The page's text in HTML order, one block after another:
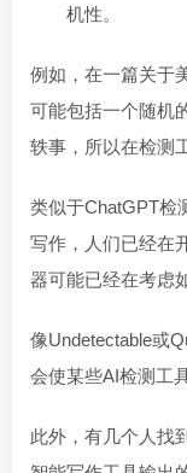
机性。
例如，在一篇关于
可能包括一个随机
轶事，所以在检测
类似于ChatGPT检
写作，人们已经在
器可能已经在考虑
像Undetectable或
会使某些AI检测工
此外，有几个人找